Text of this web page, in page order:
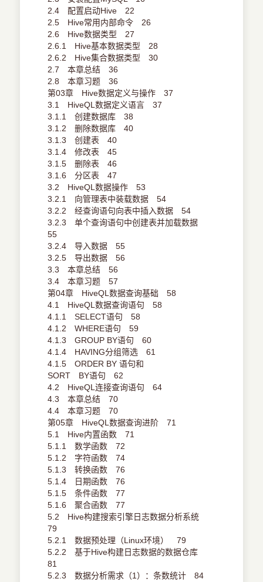
2.4 配置启动Hive 22
2.5 Hive常用内部命令 26
2.6 Hive数据类型 27
2.6.1 Hive基本数据类型 28
2.6.2 Hive集合数据类型 30
2.7 本章总结 36
2.8 本章习题 36
第03章 Hive数据定义与操作 37
3.1 HiveQL数据定义语言 37
3.1.1 创建数据库 38
3.1.2 删除数据库 40
3.1.3 创建表 40
3.1.4 修改表 45
3.1.5 删除表 46
3.1.6 分区表 47
3.2 HiveQL数据操作 53
3.2.1 向管理表中装载数据 54
3.2.2 经查询语句向表中插入数据 54
3.2.3 单个查询语句中创建表并加载数据
55
3.2.4 导入数据 55
3.2.5 导出数据 56
3.3 本章总结 56
3.4 本章习题 57
第04章 HiveQL数据查询基础 58
4.1 HiveQL数据查询语句 58
4.1.1 SELECT语句 58
4.1.2 WHERE语句 59
4.1.3 GROUP BY语句 60
4.1.4 HAVING分组筛选 61
4.1.5 ORDER BY 语句和
SORT BY语句 62
4.2 HiveQL连接查询语句 64
4.3 本章总结 70
4.4 本章习题 70
第05章 HiveQL数据查询进阶 71
5.1 Hive内置函数 71
5.1.1 数学函数 72
5.1.2 字符函数 74
5.1.3 转换函数 76
5.1.4 日期函数 76
5.1.5 条件函数 77
5.1.6 聚合函数 77
5.2 Hive构建搜索引擎日志数据分析系统
79
5.2.1 数据预处理（Linux环境） 79
5.2.2 基于Hive构建日志数据的数据仓库
81
5.2.3 数据分析需求（1）：条数统计 84